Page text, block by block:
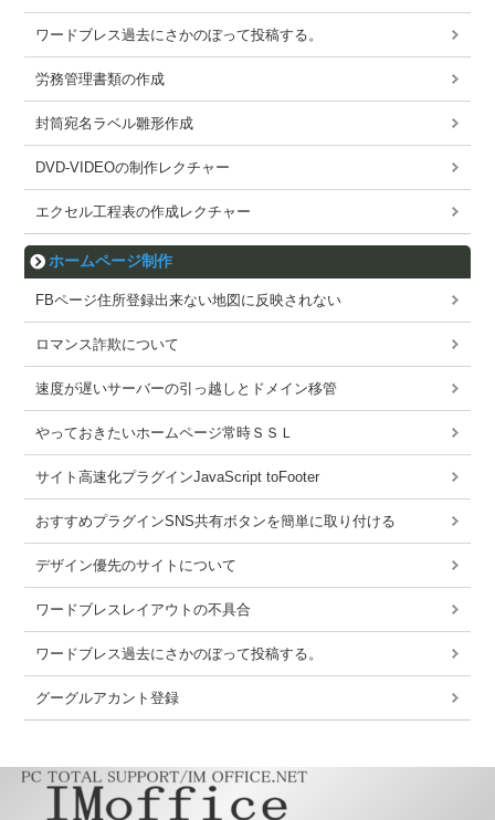
ワードブレス過去にさかのぼって投稿する。
労務管理書類の作成
封筒宛名ラベル雛形作成
DVD-VIDEOの制作レクチャー
エクセル工程表の作成レクチャー
ホームページ制作
FBページ住所登録出来ない地図に反映されない
ロマンス詐欺について
速度が遅いサーバーの引っ越しとドメイン移管
やっておきたいホームページ常時ＳＳＬ
サイト高速化プラグインJavaScript toFooter
おすすめプラグインSNS共有ボタンを簡単に取り付ける
デザイン優先のサイトについて
ワードブレスレイアウトの不具合
ワードブレス過去にさかのぼって投稿する。
グーグルアカント登録